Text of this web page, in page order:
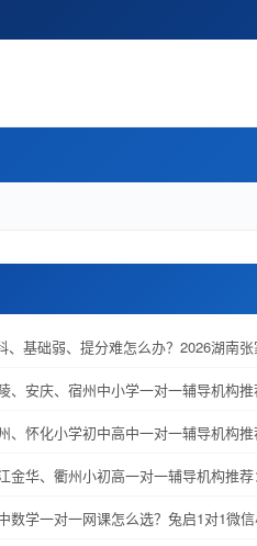
、基础弱、提分难怎么办？2026湖南
、安庆、宿州中小学一对一辅导机构
、怀化小学初中高中一对一辅导机构
金华、衢州小初高一对一辅导机构推
数学一对一网课怎么选？兔启1对1微